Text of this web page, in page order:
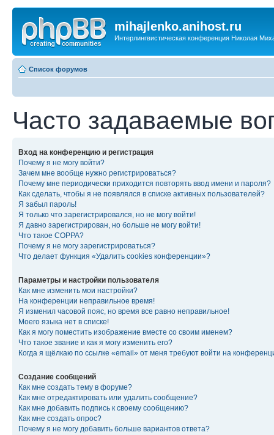
mihajlenko.anihost.ru
Интерлингвистическая конференция Николая
Список форумов
Часто задаваемые
Вход на конференцию и регистрация
Почему я не могу войти?
Зачем мне вообще нужно регистрироваться?
Почему мне периодически приходится повторять ввод имени и пароля?
Как сделать, чтобы я не появлялся в списке активных пользователей?
Я забыл пароль!
Я только что зарегистрировался, но не могу войти!
Я давно зарегистрирован, но больше не могу войти!
Что такое COPPA?
Почему я не могу зарегистрироваться?
Что делает функция «Удалить cookies конференции»?
Параметры и настройки пользователя
Как мне изменить мои настройки?
На конференции неправильное время!
Я изменил часовой пояс, но время все равно неправильное!
Моего языка нет в списке!
Как я могу поместить изображение вместе со своим именем?
Что такое звание и как я могу изменить его?
Когда я щёлкаю по ссылке «email» от меня требуют войти на
Создание сообщений
Как мне создать тему в форуме?
Как мне отредактировать или удалить сообщение?
Как мне добавить подпись к своему сообщению?
Как мне создать опрос?
Почему я не могу добавить больше вариантов ответа?